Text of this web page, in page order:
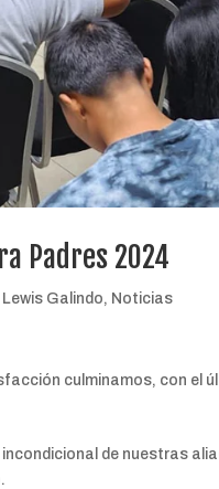
Padres 2024
Galindo, Noticias
culminamos, con el
incondicional de nuestras